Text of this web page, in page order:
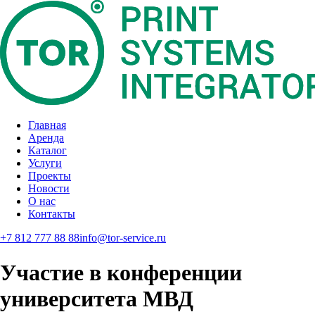
Главная
Аренда
Каталог
Услуги
Проекты
Новости
О нас
Контакты
+7 812 777 88 88info@tor-service.ru
Участие в конференции
университета МВД